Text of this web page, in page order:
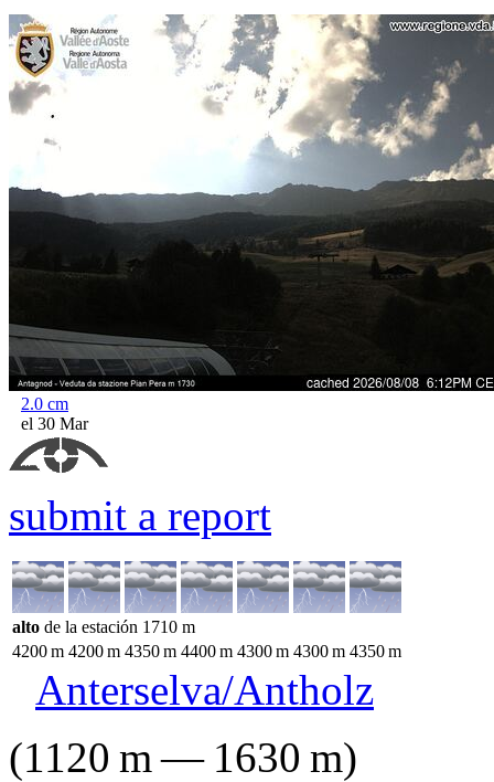
2.0 cm
el 30 Mar
submit a report
alto de la estación 1710 m
4200m 4200m 4350m 4400m 4300m 4300m 4350m
Anterselva/Antholz
(1120 m— 1630 m)